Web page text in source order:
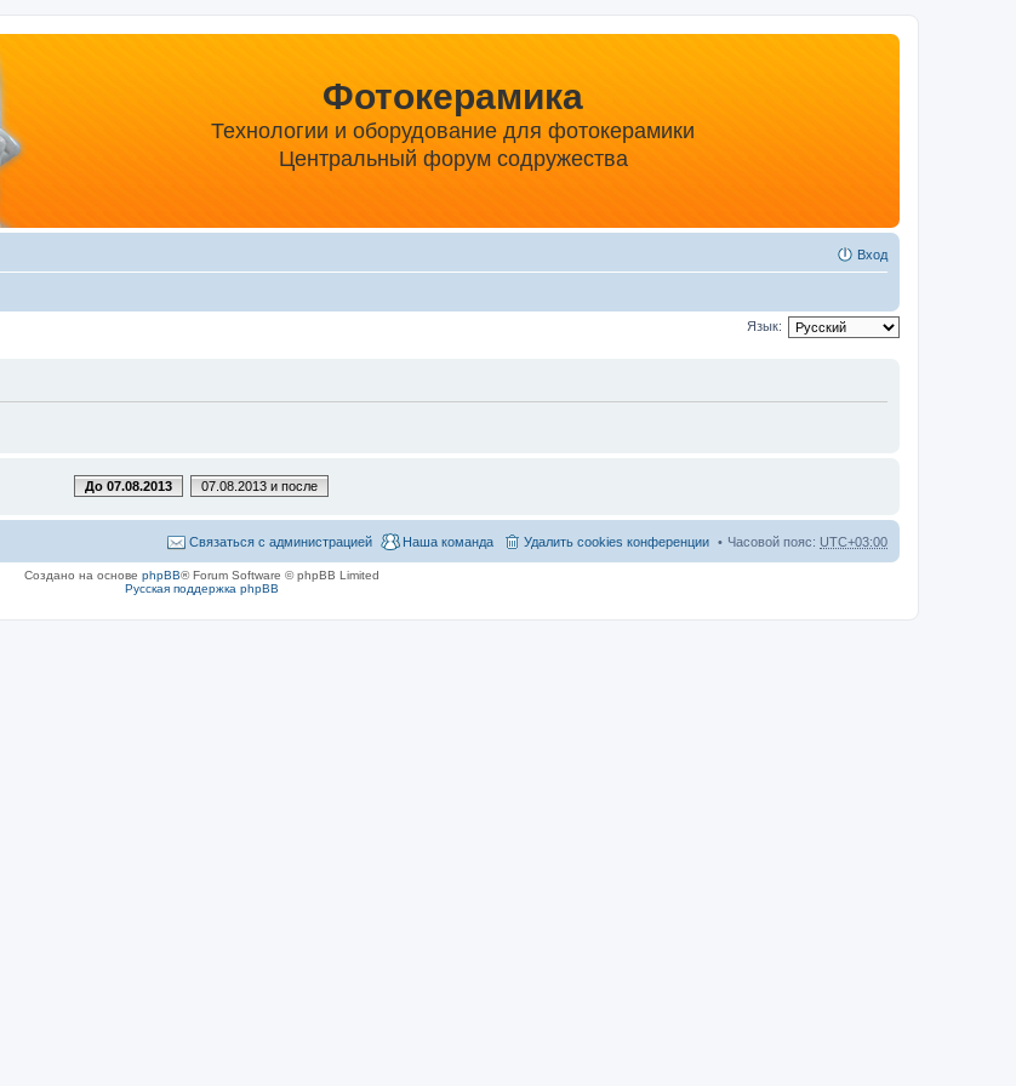
Фотокерамика
Технологии и оборудование для фотокерамики
Центральный форум содружества
Вход
Язык:
До 07.08.2013 07.08.2013 и после
Часовой пояс: UTC+03:00
Удалить cookies конференции
Наша команда
Связаться с администрацией
Создано на основе phpBB® Forum Software © phpBB Limited
Русская поддержка phpBB